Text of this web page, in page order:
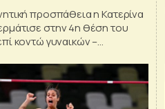
προσπάθεια η Κατερίνα
στην 4η θέση του
κοντώ γυναικών –
8η θέση η Νικόλ